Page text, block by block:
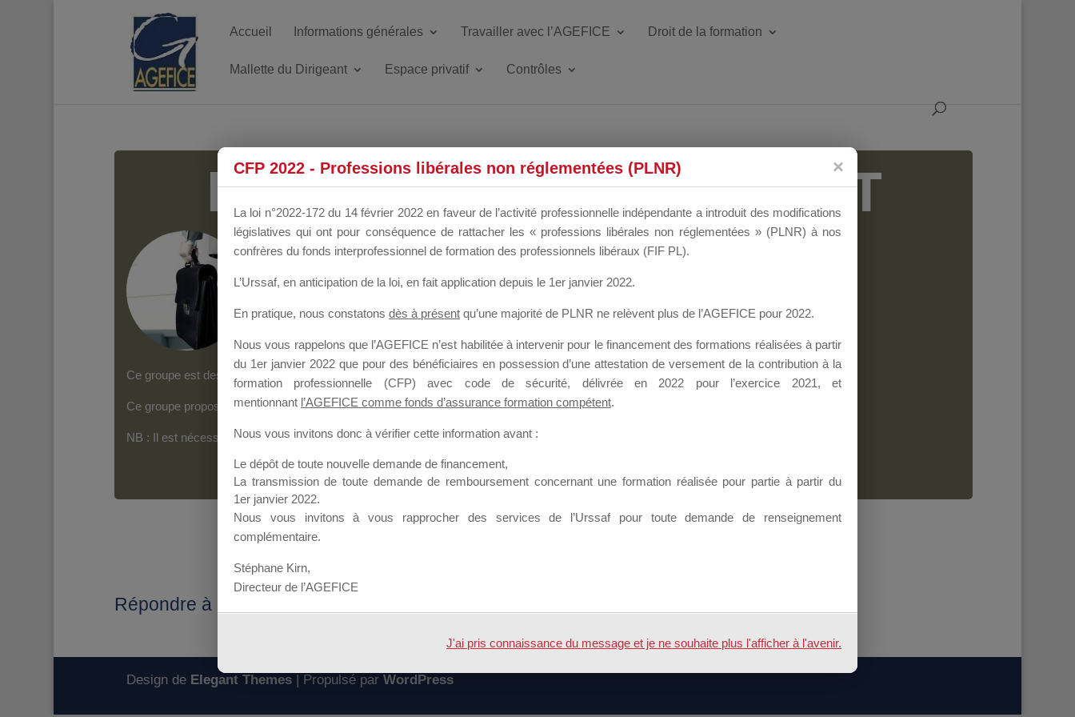
Accueil Informations générales Travailler avec l’AGEFICE Droit de la formation
Mallette du Dirigeant Espace privatif Contrôles
MALLETTE DU DIRIGEANT
Groupe Public il y a un mois
Ce groupe est destiné aux Organismes de Formation qui souhaitent répondre à l’Appel à Propositions Mallette du Dirigeant.
Ce groupe propose un forum dédié au support sur lequel il est possible de laisser un message ou poser une question.
NB : Il est nécessaire d’êtreinscrit(e)pour pouvoir rejoindre ce groupe
Répondre à : Dates sessions – Acte d'engagement
Design de Elegant Themes| Propulsé par WordPress
CFP 2022 - Professions libérales non réglementées (PLNR)
La loi n°2022-172 du 14 février 2022 en faveur de l’activité professionnelle indépendante a introduit des modifications
législatives qui ont pour conséquence de rattacher les « professions libérales non réglementées » (PLNR) à nos
confrères du fonds interprofessionnel de formation des professionnels libéraux (FIF PL).
L’Urssaf, en anticipation de la loi, en fait application depuis le 1er janvier 2022.
En pratique, nous constatons dès à présent qu’une majorité de PLNR ne relèvent plus de l’AGEFICE pour 2022.
Nous vous rappelons que l’AGEFICE n’est habilitée à intervenir pour le financement des formations réalisées à partir
du 1er janvier 2022 que pour des bénéficiaires en possession d’une attestation de versement de la contribution à la
formation professionnelle (CFP) avec code de sécurité, délivrée en 2022 pour l’exercice 2021, et
mentionnant l’AGEFICE comme fonds d’assurance formation compétent.
Nous vous invitons donc à vérifier cette information avant :
Le dépôt de toute nouvelle demande de financement,
La transmission de toute demande de remboursement concernant une formation réalisée pour partie à partir du
1er janvier 2022.
Nous vous invitons à vous rapprocher des services de l’Urssaf pour toute demande de renseignement
complémentaire.
Stéphane Kirn,
Directeur de l’AGEFICE
J'ai pris connaissance du message et je ne souhaite plus l'afficher à l'avenir.